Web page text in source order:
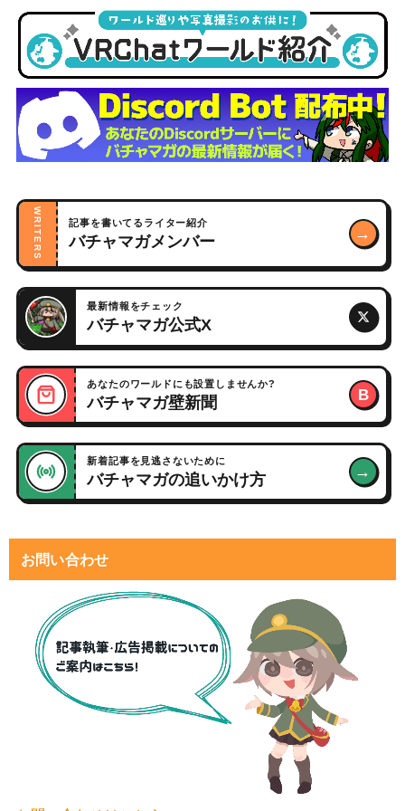
WRITERS 記事を書いてるライター紹介
バチャマガメンバー →
最新情報をチェック
バチャマガ公式X
あなたのワールドにも設置しませんか?
バチャマガ壁新聞 B
新着記事を見逃さないために
バチャマガの追いかけ方 →
お問い合わせ